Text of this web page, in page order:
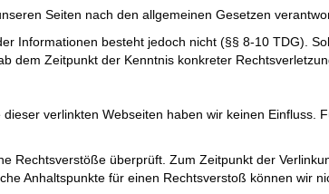
Seiten nach den allgemeinen Gesetzen
Informationen besteht jedoch nicht (§§ 8-10 TDG).
dem Zeitpunkt der Kenntnis konkreter
verlinkten Webseiten haben wir keinen
Rechtsverstöße überprüft. Zum Zeitpunkt der
Anhaltspunkte für einen Rechtsverstoß können wir